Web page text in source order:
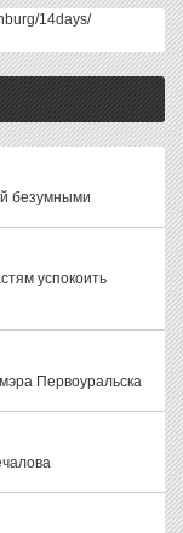
14days/
безумными
успокоить
Первоуральска